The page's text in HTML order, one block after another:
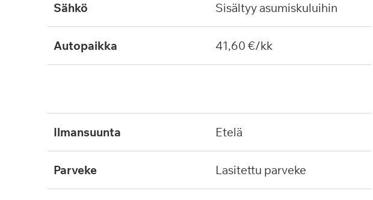
Sähkö Sisältyy asumiskuluihin
Autopaikka 41,60 €/kk
ilmansuunta etelä
parveke lasitettu parveke